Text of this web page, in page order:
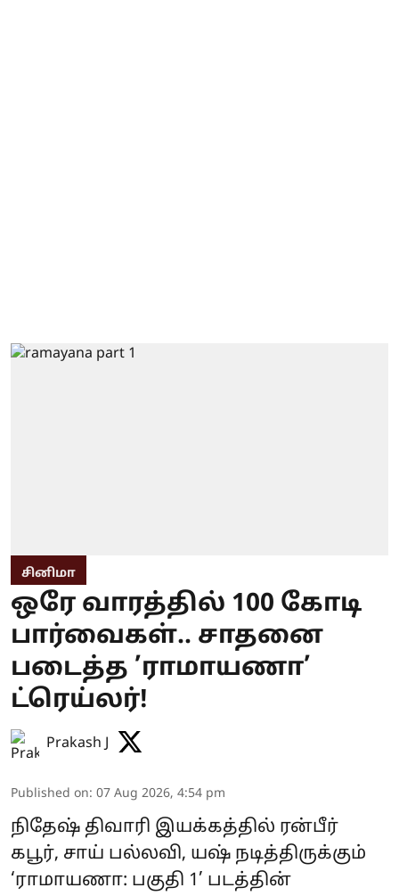
சினிமா
ஒரே வாரத்தில் 100 கோடி
பார்வைகள்.. சாதனை
படைத்த ’ராமாயணா’
ட்ரெய்லர்!
Prakash J
Published on: 07 Aug 2026, 4:54 pm
நிதேஷ் திவாரி இயக்கத்தில் ரன்பீர்
கபூர், சாய் பல்லவி, யஷ் நடித்திருக்கும்
‘ராமாயணா: பகுதி 1’ படத்தின்